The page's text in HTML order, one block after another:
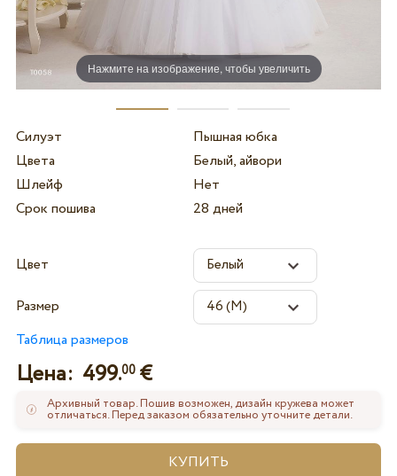
Нажмите на изображение, чтобы увеличить
Силуэт
Пышная юбка
Цвета
Белый, айвори
Шлейф
Нет
Срок пошива
28 дней
Цвет
Размер
Таблица размеров
Цена: 499.00€
Архивный товар. Пошив возможен, дизайн кружева может
отличаться. Перед заказом обязательно уточните детали.